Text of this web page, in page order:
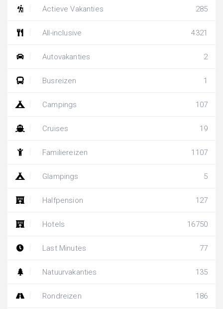
Actieve Vakanties 285
All-inclusive 4321
Autovakanties 2
Busreizen 1
Campings 107
Cruises 19
Familiereizen 1107
Glampings 5
Halfpension 127
Hotels 16750
Last Minutes 77
Natuurvakanties 135
Rondreizen 186